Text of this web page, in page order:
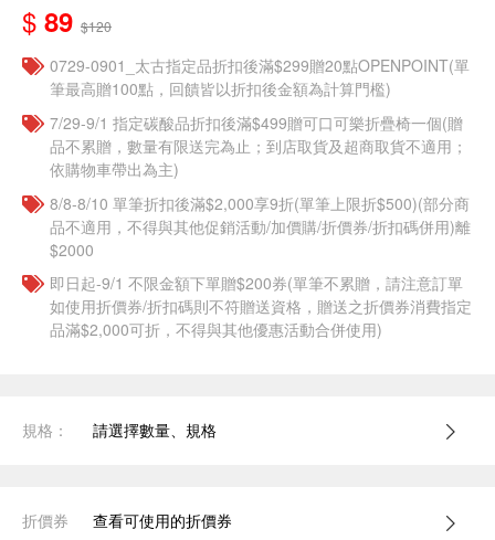
$ 89 $120
0729-0901_太古指定品折扣後滿$299贈20點OPENPOINT(單
筆最高贈100點，回饋皆以折扣後金額為計算門檻)
7/29-9/1 指定碳酸品折扣後滿$499贈可口可樂折疊椅一個(贈
品不累贈，數量有限送完為止；到店取貨及超商取貨不適用；
依購物車帶出為主)
8/8-8/10 單筆折扣後滿$2,000享9折(單筆上限折$500)(部分商
品不適用，不得與其他促銷活動/加價購/折價券/折扣碼併用)離
$2000
即日起-9/1 不限金額下單贈$200券(單筆不累贈，請注意訂單
如使用折價券/折扣碼則不符贈送資格，贈送之折價券消費指定
品滿$2,000可折，不得與其他優惠活動合併使用)
規格： 請選擇數量、規格
折價券 查看可使用的折價券